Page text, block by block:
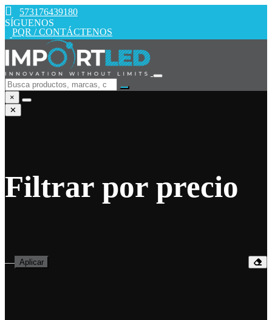
573176439180
SÍGUENOS
PQR / CONTÁCTENOS
×
✕
Filtrar por precio
— Aplicar